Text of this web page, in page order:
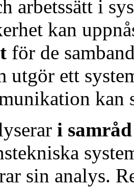
arbetssätt i
kan
för de
utgör ett
kan
i
sin analys.